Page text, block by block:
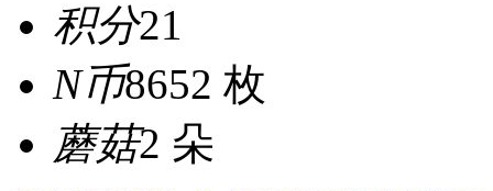
积分21
N币8652 枚
蘑菇2 朵